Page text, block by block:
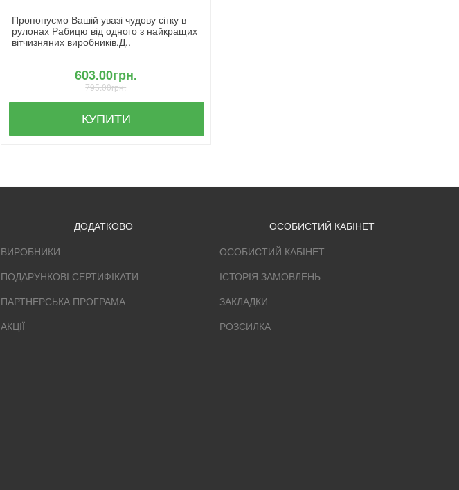
Пропонуємо Вашій увазі чудову сітку в
рулонах Рабицю від одного з найкращих
вітчизняних виробників.Д..
603.00грн.
795.00грн.
КУПИТИ
ДОДАТКОВО
ВИРОБНИКИ
ПОДАРУНКОВІ СЕРТИФІКАТИ
ПАРТНЕРСЬКА ПРОГРАМА
АКЦІЇ
ОСОБИСТИЙ КАБІНЕТ
ОСОБИСТИЙ КАБІНЕТ
ІСТОРІЯ ЗАМОВЛЕНЬ
ЗАКЛАДКИ
РОЗСИЛКА